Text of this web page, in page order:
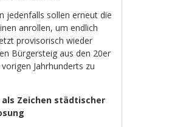
jedenfalls sollen erneut die
anrollen, um endlich
provisorisch wieder
Bürgersteig aus den 20er
vorigen Jahrhunderts zu
als Zeichen städtischer